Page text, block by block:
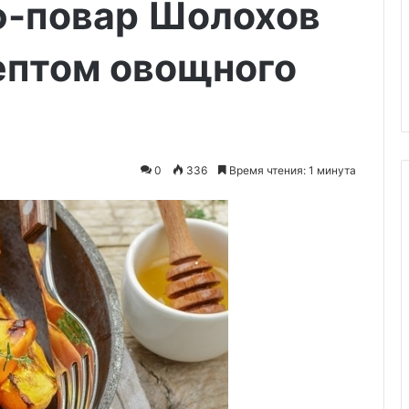
повар Шолохов
овощного
0 336 Время чтения: 1 минута
духовке
классическая
Пышная шарлотка с яблоками в
духовке классическая